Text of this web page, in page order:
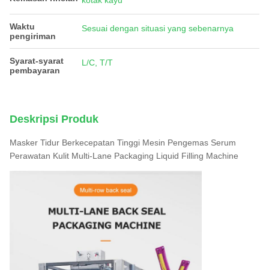
Waktu
pengiriman
Sesuai dengan situasi yang sebenarnya
Syarat-syarat
pembayaran
L/C, T/T
Deskripsi Produk
Masker Tidur Berkecepatan Tinggi Mesin Pengemas Serum
Perawatan Kulit Multi-Lane Packaging Liquid Filling Machine